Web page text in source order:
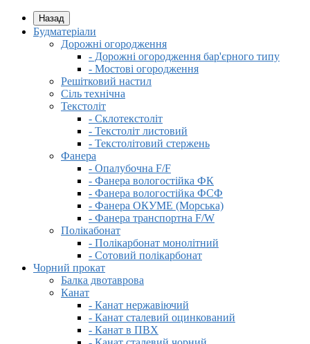
Назад
Будматеріали
Дорожні огородження
- Дорожні огородження бар'єрного типу
- Мостові огородження
Решітковий настил
Сіль технічна
Текстоліт
- Склотекстоліт
- Текстоліт листовий
- Текстолітовий стержень
Фанера
- Опалубочна F/F
- Фанера вологостійка ФК
- Фанера вологостійка ФСФ
- Фанера ОКУМЕ (Морська)
- Фанера транспортна F/W
Полікабонат
- Полікарбонат монолітний
- Сотовий полікарбонат
Чорний прокат
Балка двотаврова
Канат
- Канат нержавіючий
- Канат сталевий оцинкований
- Канат в ПВХ